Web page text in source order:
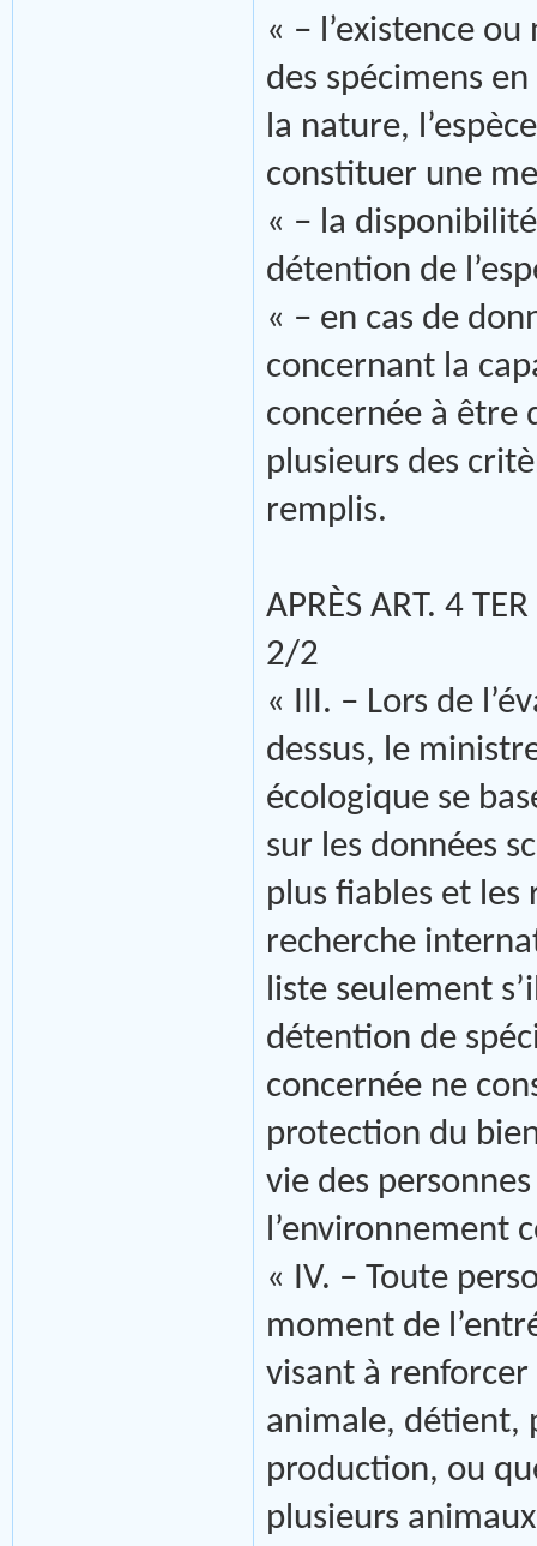
« – l’existence
des spécimens
la nature,
constituer une
« – la
détention de
« – en cas de
concernant la
concernée à être
plusieurs des
remplis.
APRÈS ART. 4
2/2
« III. – Lors de
dessus, le
écologique se
sur les données
plus fiables et les
recherche
liste seulement
détention de
concernée ne
protection du
vie des
l’environnement
« IV. – Toute
moment de
visant à
animale, détient,
production, ou
plusieurs